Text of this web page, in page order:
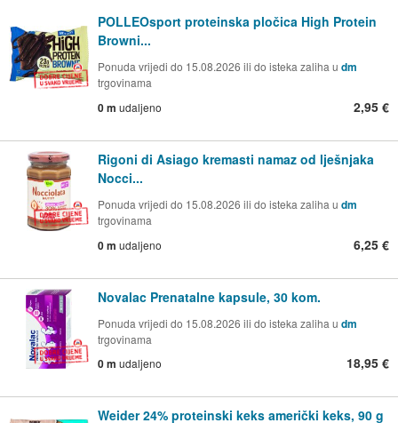
POLLEOsport proteinska pločica High Protein
Browni...
Ponuda vrijedi do 15.08.2026 ili do isteka zaliha u dm
trgovinama
0 m udaljeno 2,95 €
Rigoni di Asiago kremasti namaz od lješnjaka
Nocci...
Ponuda vrijedi do 15.08.2026 ili do isteka zaliha u dm
trgovinama
0 m udaljeno 6,25 €
Novalac Prenatalne kapsule, 30 kom.
Ponuda vrijedi do 15.08.2026 ili do isteka zaliha u dm
trgovinama
0 m udaljeno 18,95 €
Weider 24% proteinski keks američki keks, 90 g